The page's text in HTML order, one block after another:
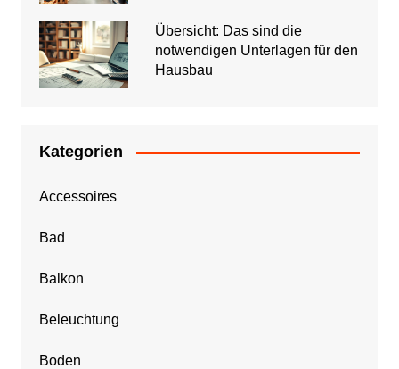
Übersicht: Das sind die
notwendigen Unterlagen für den
Hausbau
Kategorien
Accessoires
Bad
Balkon
Beleuchtung
Boden